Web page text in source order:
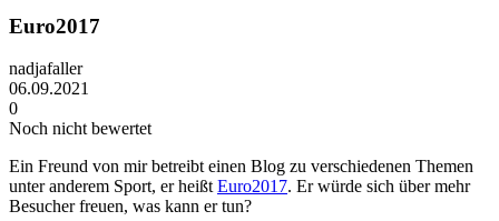
Euro2017
nadjafaller
06.09.2021
0
Noch nicht bewertet
Ein Freund von mir betreibt einen Blog zu verschiedenen Themen
unter anderem Sport, er heißt Euro2017. Er würde sich über mehr
Besucher freuen, was kann er tun?